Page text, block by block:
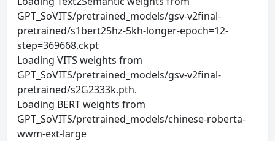
GPT_SoVITS/pretrained_models/gsv-v2final-
pretrained/s1bert25hz-5kh-longer-epoch=12-
step=369668.ckpt
Loading VITS weights from
GPT_SoVITS/pretrained_models/gsv-v2final-
pretrained/s2G2333k.pth.
Loading BERT weights from
GPT_SoVITS/pretrained_models/chinese-roberta-
wwm-ext-large